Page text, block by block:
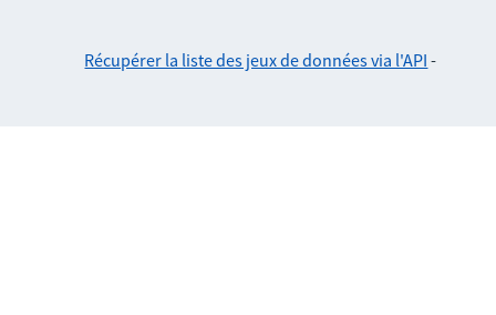
Récupérer la liste des jeux de données via l'API -